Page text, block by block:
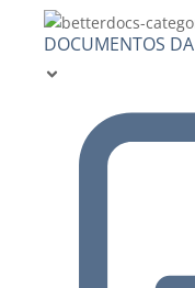
DOCUMENTOS